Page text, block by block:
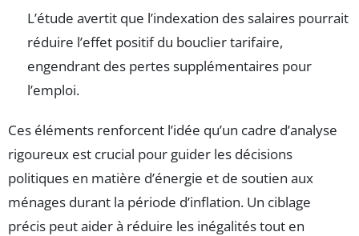
L’étude avertit que l’indexation des salaires pourrait
réduire l’effet positif du bouclier tarifaire,
engendrant des pertes supplémentaires pour
l’emploi.
Ces éléments renforcent l’idée qu’un cadre d’analyse
rigoureux est crucial pour guider les décisions
politiques en matière d’énergie et de soutien aux
ménages durant la période d’inflation. Un ciblage
précis peut aider à réduire les inégalités tout en